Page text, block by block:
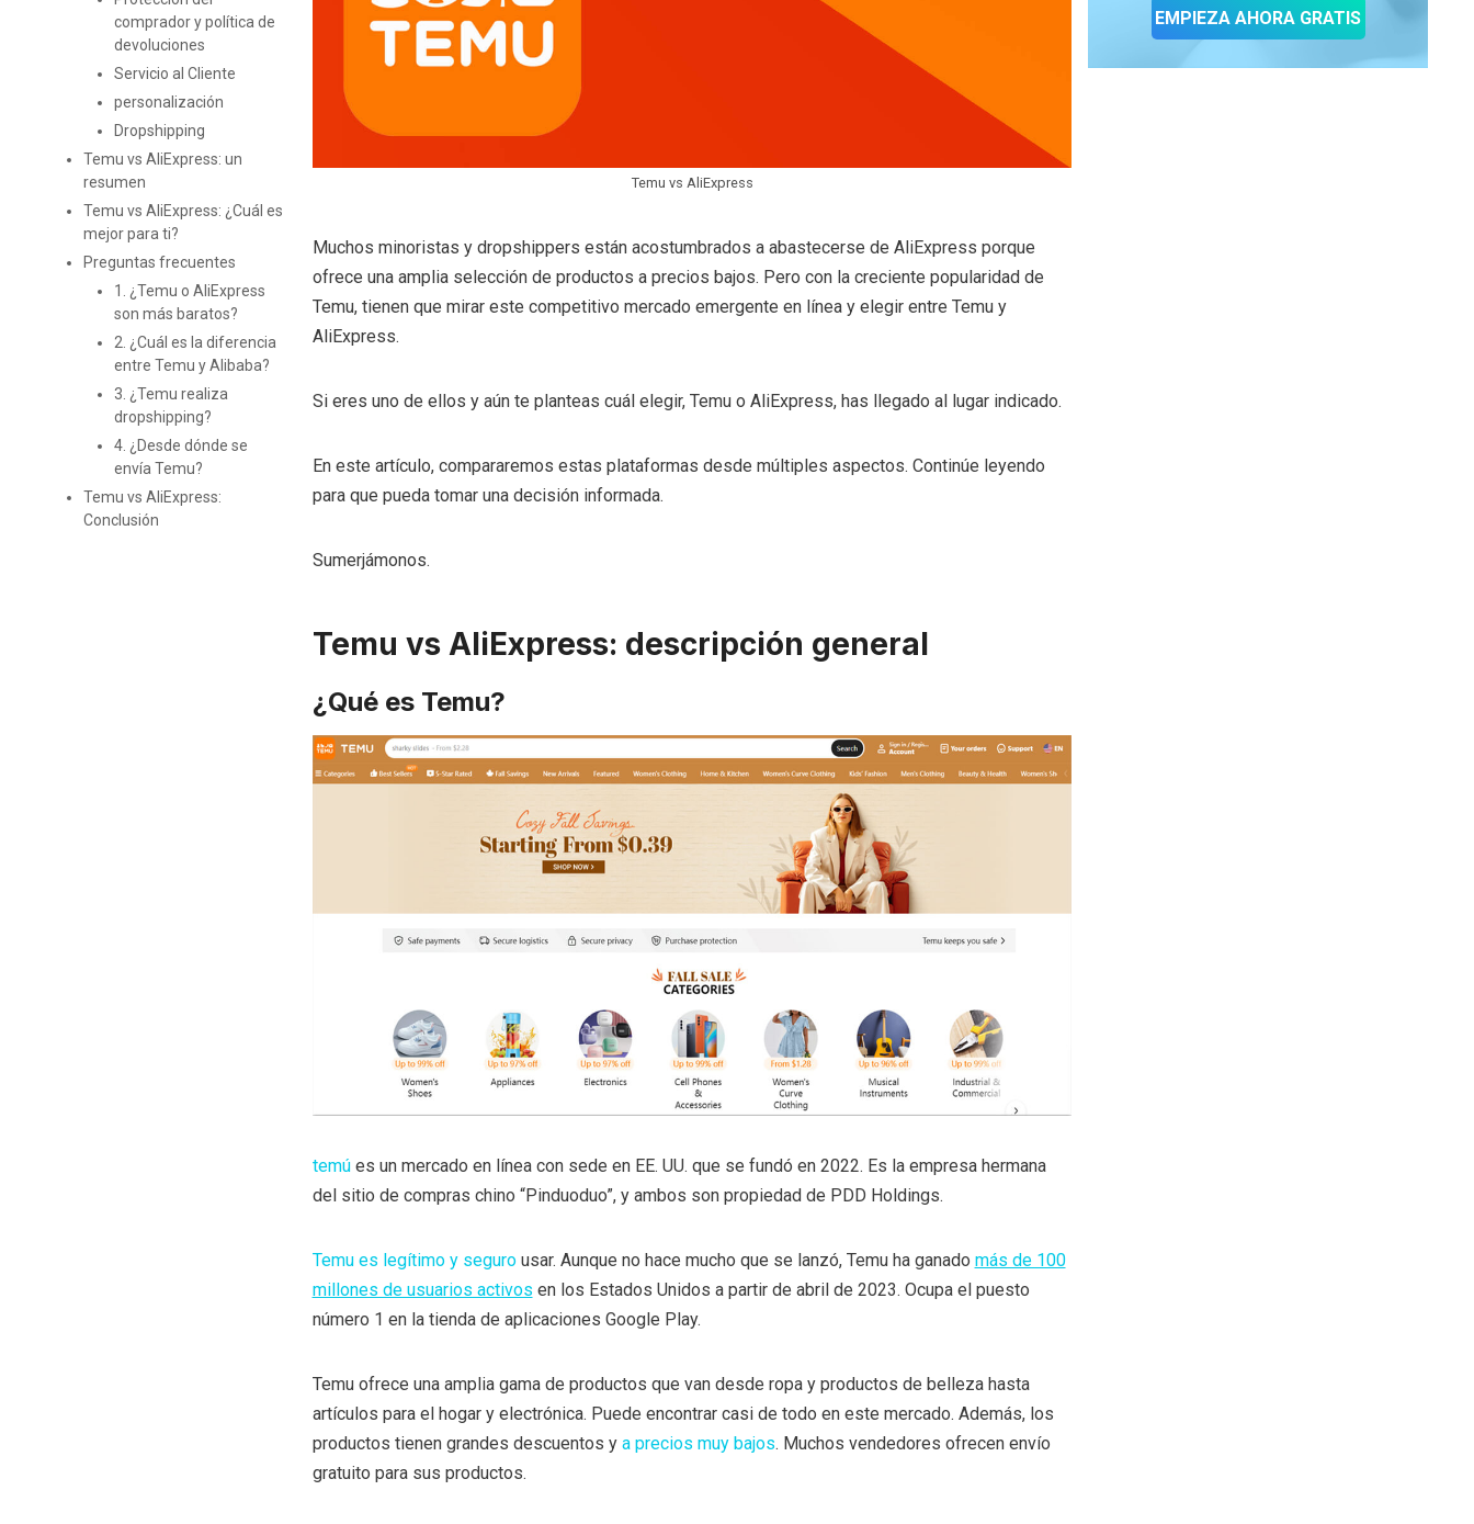
comprador y política de
devoluciones
Servicio al Cliente
personalización
Dropshipping
Temu vs AliExpress: un
resumen
Temu vs AliExpress: ¿Cuál es
mejor para ti?
Preguntas frecuentes
1. ¿Temu o AliExpress
son más baratos?
2. ¿Cuál es la diferencia
entre Temu y Alibaba?
3. ¿Temu realiza
dropshipping?
4. ¿Desde dónde se
envía Temu?
Temu vs AliExpress:
Conclusión
Temu vs AliExpress
Muchos minoristas y dropshippers están acostumbrados a abastecerse de AliExpress porque
ofrece una amplia selección de productos a precios bajos. Pero con la creciente popularidad de
Temu, tienen que mirar este competitivo mercado emergente en línea y elegir entre Temu y
AliExpress.
Si eres uno de ellos y aún te planteas cuál elegir, Temu o AliExpress, has llegado al lugar indicado.
En este artículo, compararemos estas plataformas desde múltiples aspectos. Continúe leyendo
para que pueda tomar una decisión informada.
Sumerjámonos.
Temu vs AliExpress: descripción general
¿Qué es Temu?
temúes un mercado en línea con sede en EE. UU. que se fundó en 2022. Es la empresa hermana
del sitio de compras chino “Pinduoduo”, y ambos son propiedad de PDD Holdings.
Temu es legítimo y segurousar. Aunque no hace mucho que se lanzó, Temu ha ganado más de 100
millones de usuarios activos en los Estados Unidos a partir de abril de 2023. Ocupa el puesto
número 1 en la tienda de aplicaciones Google Play.
Temu ofrece una amplia gama de productos que van desde ropa y productos de belleza hasta
artículos para el hogar y electrónica. Puede encontrar casi de todo en este mercado. Además, los
productos tienen grandes descuentos y a precios muy bajos. Muchos vendedores ofrecen envío
gratuito para sus productos.
EMPIEZA AHORA GRATIS